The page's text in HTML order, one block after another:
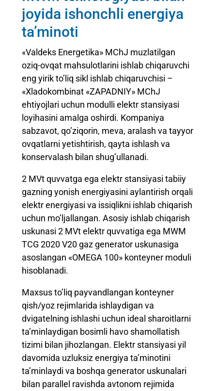
joyida ishonchli energiya
ta’minoti
«Valdeks Energetika» MChJ muzlatilgan
oziq-ovqat mahsulotlarini ishlab chiqaruvchi
eng yirik to’liq sikl ishlab chiqaruvchisi –
«Xladokombinat «ZAPADNIY» MChJ
ehtiyojlari uchun modulli elektr stansiyasi
loyihasini amalga oshirdi. Kompaniya
sabzavot, qo’ziqorin, meva, aralash va tayyor
ovqatlarni yetishtirish, qayta ishlash va
konservalash bilan shug’ullanadi.
2 MVt quvvatga ega elektr stansiyasi tabiiy
gazning yonish energiyasini aylantirish orqali
elektr energiyasi va issiqlikni ishlab chiqarish
uchun mo’ljallangan. Asosiy ishlab chiqarish
uskunasi 2 MVt elektr quvvatiga ega MWM
TCG 2020 V20 gaz generator uskunasiga
asoslangan «OMEGA 100» konteyner moduli
hisoblanadi.
Maxsus to’liq payvandlangan konteyner
qish/yoz rejimlarida ishlaydigan va
dvigatelning ishlashi uchun ideal sharoitlarni
ta’minlaydigan bosimli havo shamollatish
tizimi bilan jihozlangan. Elektr stansiyasi yil
davomida uzluksiz energiya ta’minotini
ta’minlaydi va boshqa generator uskunalari
bilan parallel ravishda avtonom rejimida